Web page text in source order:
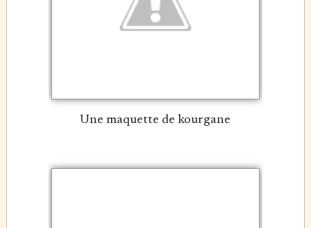
Une maquette de kourgane